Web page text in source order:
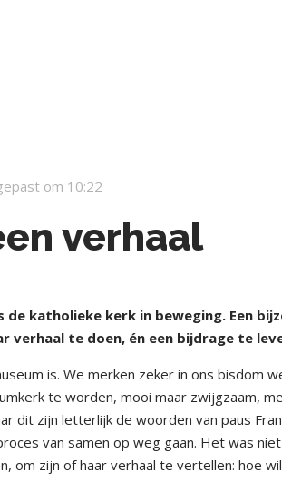
om 10:22
verhaal
de katholieke kerk in beweging. Een
verhaal te doen, én een bijdrage te
is. We merken zeker in ons bisdom
te worden, mooi maar zwijgzaam,
dit zijn letterlijk de woorden van paus
van samen op weg gaan. Het was
om zijn of haar verhaal te vertellen: hoe